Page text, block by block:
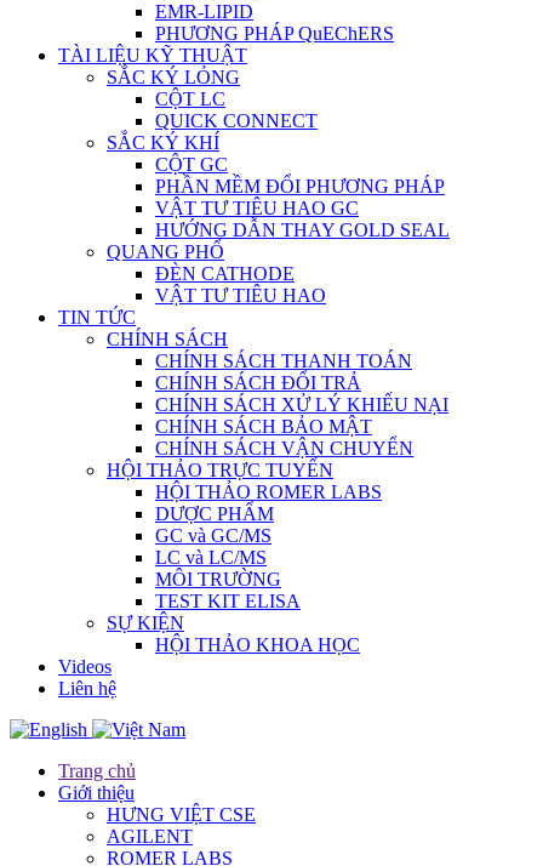
EMR-LIPID
PHƯƠNG PHÁP QuEChERS
TÀI LIỆU KỸ THUẬT
SẮC KÝ LỎNG
CỘT LC
QUICK CONNECT
SẮC KÝ KHÍ
CỘT GC
PHẦN MỀM ĐỔI PHƯƠNG PHÁP
VẬT TƯ TIÊU HAO GC
HƯỚNG DẪN THAY GOLD SEAL
QUANG PHỔ
ĐÈN CATHODE
VẬT TƯ TIÊU HAO
TIN TỨC
CHÍNH SÁCH
CHÍNH SÁCH THANH TOÁN
CHÍNH SÁCH ĐỔI TRẢ
CHÍNH SÁCH XỬ LÝ KHIẾU NẠI
CHÍNH SÁCH BẢO MẬT
CHÍNH SÁCH VẬN CHUYỂN
HỘI THẢO TRỰC TUYẾN
HỘI THẢO ROMER LABS
DƯỢC PHẨM
GC và GC/MS
LC và LC/MS
MÔI TRƯỜNG
TEST KIT ELISA
SỰ KIỆN
HỘI THẢO KHOA HỌC
Videos
Liên hệ
Trang chủ
Giới thiệu
HƯNG VIỆT CSE
AGILENT
ROMER LABS